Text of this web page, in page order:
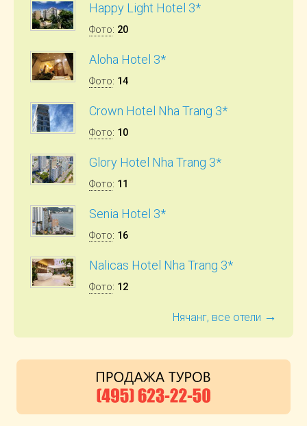
Happy Light Hotel 3*
Фото: 20
Aloha Hotel 3*
Фото: 14
Crown Hotel Nha Trang 3*
Фото: 10
Glory Hotel Nha Trang 3*
Фото: 11
Senia Hotel 3*
Фото: 16
Nalicas Hotel Nha Trang 3*
Фото: 12
Нячанг, все отели →